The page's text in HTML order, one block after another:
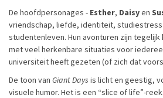
De hoofdpersonages - Esther, Daisyen
vriendschap, liefde, identiteit,
studentenleven. Hun avonturen zijn tegelijk
met veel herkenbare situaties voor
universiteit heeft gezeten (of zich dat
De toon van Giant Days is licht en geestig,
visuele humor. Het is een “slice of life”-